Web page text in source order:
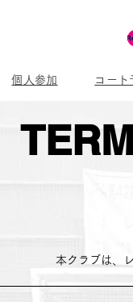
個人参加 コート
本クラブは、